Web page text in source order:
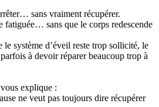
sans vraiment récupérer.
fatiguée… sans que le corps redescende
le système d’éveil reste trop sollicité, le
à devoir réparer beaucoup trop à
explique :
ne veut pas toujours dire récupérer